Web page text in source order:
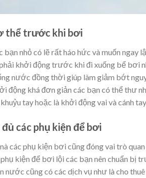
thể trước khi bơi
bạn nhỏ có lẽ rất háo hức và muốn
khởi động trước khi đi xuống bể bơi
nước đồng thời giúp làm giảm bớt
động khá đơn giản các bạn có thể thư
tay hoặc là khởi động vai và cánh
các phụ kiện để bơi
các phụ kiện bơi cũng đóng vai trò
kiện để bơi lội các bạn nên chuẩn bị
nước cũng có các dịch vụ như là cho